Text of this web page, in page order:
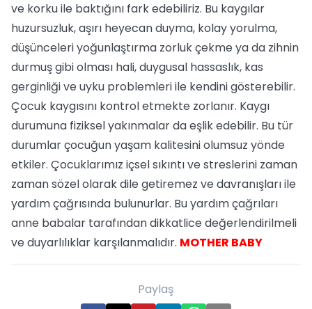
ve korku ile baktığını fark edebiliriz. Bu kaygılar
huzursuzluk, aşırı heyecan duyma, kolay yorulma,
düşünceleri yoğunlaştırma zorluk çekme ya da zihnin
durmuş gibi olması hali, duygusal hassaslık, kas
gerginliği ve uyku problemleri ile kendini gösterebilir.
Çocuk kaygısını kontrol etmekte zorlanır. Kaygı
durumuna fiziksel yakınmalar da eşlik edebilir. Bu tür
durumlar çocuğun yaşam kalitesini olumsuz yönde
etkiler. Çocuklarımız içsel sıkıntı ve streslerini zaman
zaman sözel olarak dile getiremez ve davranışları ile
yardım çağrısında bulunurlar. Bu yardım çağrıları
anne babalar tarafından dikkatlice değerlendirilmeli
ve duyarlılıklar karşılanmalıdır. MOTHER BABY
Paylaş